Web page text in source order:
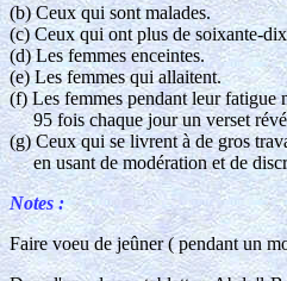
(b) Ceux qui sont malades.
(c) Ceux qui ont plus de soixante-
(d) Les femmes enceintes.
(e) Les femmes qui allaitent.
(f) Les femmes pendant leur fatigue
95 fois chaque jour un verset
(g) Ceux qui se livrent à de gros
en usant de modération et de
Notes :
Faire voeu de jeûner ( pendant un